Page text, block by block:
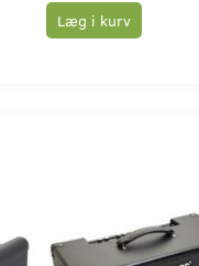
Læg i kurv